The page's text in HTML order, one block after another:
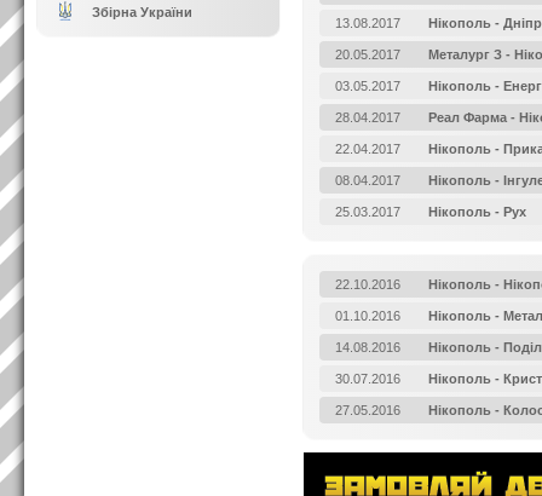
Збірна України
13.08.2017 Нікополь -
20.05.2017 Металург З -
03.05.2017 Нікополь -
28.04.2017 Реал Фарма -
22.04.2017 Нікополь -
08.04.2017 Нікополь -
25.03.2017 Нікополь - Рух
22.10.2016 Нікополь -
01.10.2016 Нікополь -
14.08.2016 Нікополь -
30.07.2016 Нікополь -
27.05.2016 Нікополь -